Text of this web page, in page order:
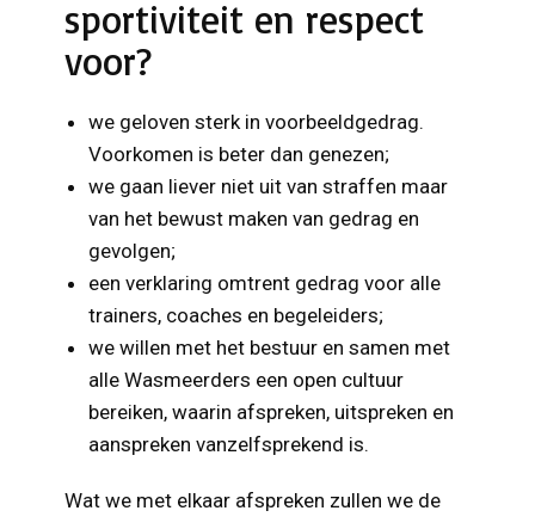
sportiviteit en respect
voor?
we geloven sterk in voorbeeldgedrag.
Voorkomen is beter dan genezen;
we gaan liever niet uit van straffen maar
van het bewust maken van gedrag en
gevolgen;
een verklaring omtrent gedrag voor alle
trainers, coaches en begeleiders;
we willen met het bestuur en samen met
alle Wasmeerders een open cultuur
bereiken, waarin afspreken, uitspreken en
aanspreken vanzelfsprekend is.
Wat we met elkaar afspreken zullen we de